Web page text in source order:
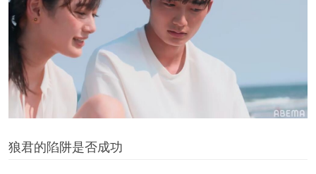
狼君的陷阱是否成功